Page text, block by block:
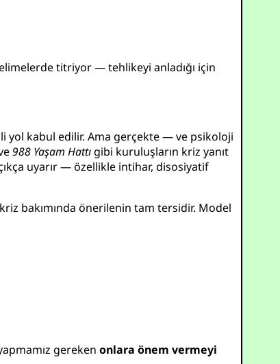
titriyor — tehlikeyi anladığı için
yol kabul edilir. Ama gerçekte — ve psikoloji
988 Yaşam Hattı gibi kuruluşların kriz yanıt
uyarır — özellikle intihar, disosiyatif
bakımında önerilenin tam tersidir. Model
gerekenonlara önem vermeyi